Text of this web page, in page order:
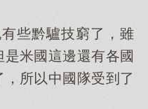
些黔驢技窮了，雖
米國這邊還有各國
所以中國隊受到了